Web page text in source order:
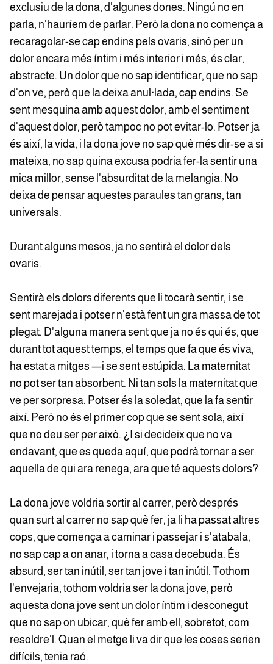
exclusiu de la dona, d'algunes dones. Ningú no en
parla, n'hauríem de parlar. Però la dona no comença a
recaragolar-se cap endins pels ovaris, sinó per un
dolor encara més íntim i més interior i més, és clar,
abstracte. Un dolor que no sap identificar, que no sap
d'on ve, però que la deixa anul·lada, cap endins. Se
sent mesquina amb aquest dolor, amb el sentiment
d'aquest dolor, però tampoc no pot evitar-lo. Potser ja
és així, la vida, i la dona jove no sap què més dir-se a si
mateixa, no sap quina excusa podria fer-la sentir una
mica millor, sense l'absurditat de la melangia. No
deixa de pensar aquestes paraules tan grans, tan
universals.
Durant alguns mesos, ja no sentirà el dolor dels
ovaris.
Sentirà els dolors diferents que li tocarà sentir, i se
sent marejada i potser n'està fent un gra massa de tot
plegat. D'alguna manera sent que ja no és qui és, que
durant tot aquest temps, el temps que fa que és viva,
ha estat a mitges —i se sent estúpida. La maternitat
no pot ser tan absorbent. Ni tan sols la maternitat que
ve per sorpresa. Potser és la soledat, que la fa sentir
així. Però no és el primer cop que se sent sola, així
que no deu ser per això. ¿I si decideix que no va
endavant, que es queda aquí, que podrà tornar a ser
aquella de qui ara renega, ara que té aquests dolors?
La dona jove voldria sortir al carrer, però després
quan surt al carrer no sap què fer, ja li ha passat altres
cops, que comença a caminar i passejar i s'atabala,
no sap cap a on anar, i torna a casa decebuda. És
absurd, ser tan inútil, ser tan jove i tan inútil. Tothom
l'envejaria, tothom voldria ser la dona jove, però
aquesta dona jove sent un dolor íntim i desconegut
que no sap on ubicar, què fer amb ell, sobretot, com
resoldre'l. Quan el metge li va dir que les coses serien
difícils, tenia raó.